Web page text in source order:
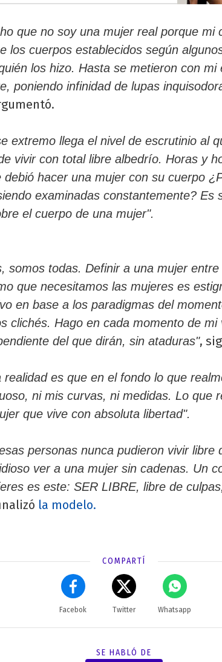
que no soy una mujer real porque mi
los cuerpos establecidos según
los hizo. Hasta se metieron con mi
poniendo infinidad de lupas
extremo llega el nivel de escrutinio al
vivir con total libre albedrío. Horas y
debió hacer una mujer con su cuerpo
examinadas constantemente? Es
el cuerpo de una mujer".
somos todas. Definir a una mujer
que necesitamos las mujeres es
en base a los paradigmas del
clichés. Hago en cada momento de mi
del que dirán, sin ataduras",
realidad es que en el fondo lo que
ni mis curvas, ni medidas. Lo que
que vive con absoluta libertad".
personas nunca pudieron vivir libre
ver a una mujer sin cadenas. Un
es este: SER LIBRE, libre de
la modelo.
COMPARTÍ
Facebok Twitter Whatsapp
SE HABLÓ DE